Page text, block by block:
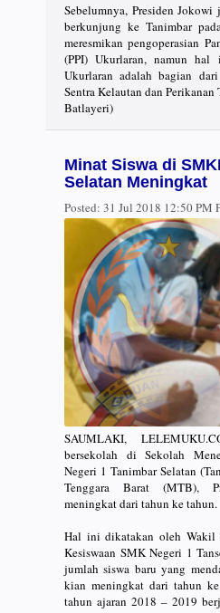
Sebelumnya, Presiden
berkunjung ke Tanimbar
meresmikan pengoperasian
(PPI) Ukurlaran, namun
Ukurlaran adalah bagian dari
Sentra Kelautan dan
Batlayeri)
Minat Siswa di
Selatan Meningkat
Posted: 31 Jul 2018 12:50 PM
SAUMLAKI,
bersekolah di Sekolah
Negeri 1 Tanimbar Selatan
Tenggara Barat (MTB),
meningkat dari tahun ke tahun.
Hal ini dikatakan oleh Wakil
Kesiswaan SMK Negeri 1
jumlah siswa baru yang
kian meningkat dari tahun
tahun ajaran 2018 – 2019